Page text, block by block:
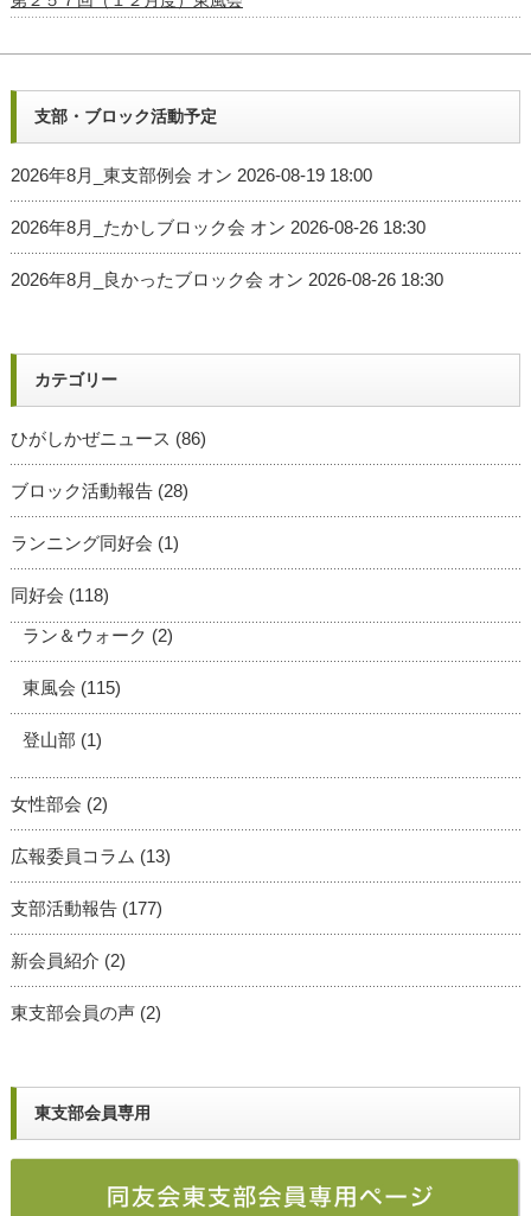
支部・ブロック活動予定
2026年8月_東支部例会 オン 2026-08-19 18:00
2026年8月_たかしブロック会 オン 2026-08-26 18:30
2026年8月_良かったブロック会 オン 2026-08-26 18:30
カテゴリー
ひがしかぜニュース (86)
ブロック活動報告(28)
ランニング同好会 (1)
同好会 (118)
ラン＆ウォーク (2)
東風会 (115)
登山部 (1)
女性部会 (2)
広報委員コラム (13)
支部活動報告(177)
新会員紹介 (2)
東支部会員の声(2)
東支部会員専用